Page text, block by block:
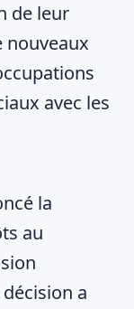
de leur
nouveaux
avec les
la
au
a